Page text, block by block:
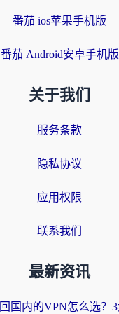
番茄 ios苹果手机版
番茄 Android安卓手机版
关于我们
服务条款
隐私协议
应用权限
联系我们
最新资讯